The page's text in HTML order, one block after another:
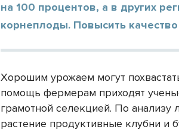
на 100 процентов, а в других
корнеплоды. Повысить
Хорошим урожаем могут
помощь фермерам приходят
грамотной селекцией. По анализу
растение продуктивные клубни и